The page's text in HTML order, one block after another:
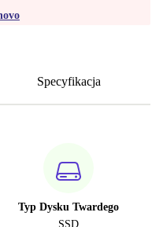
Specyfikacja
Typ Dysku Twardego
SSD